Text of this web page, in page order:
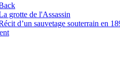
grotte de l'Assassin
d’un sauvetage souterrain en